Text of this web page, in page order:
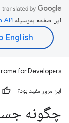
این صفحه به‌وسیله
for Developers
این مرور مفید بود؟
چگونه